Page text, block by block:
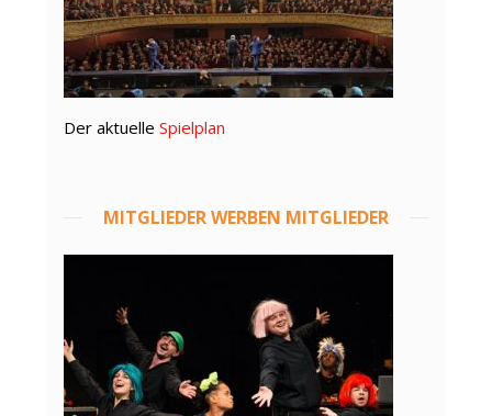
Der aktuelle Spielplan
MITGLIEDER WERBEN MITGLIEDER